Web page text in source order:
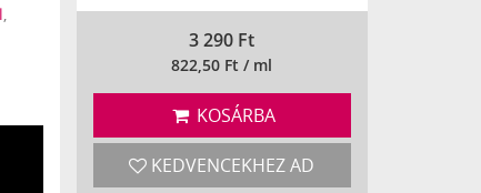
,
3 290 Ft
822,50 Ft / ml
KOSÁRBA
KEDVENCEKHEZ AD